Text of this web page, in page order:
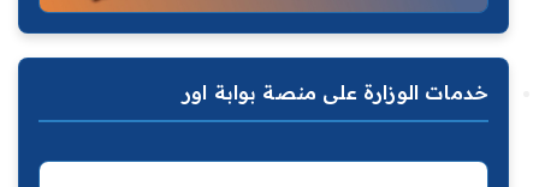
خدمات الوزارة على منصة بوابة اور